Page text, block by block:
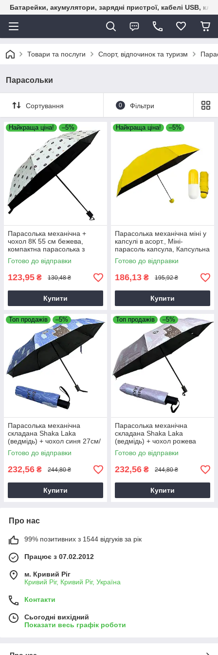
Батарейки, акумулятори, зарядні пристрої, кабелі USB,
Товари та послуги Спорт, відпочинок та туризм
Парасольки
Сортування 0 Фільтри
Найкраща ціна! –5%
Парасолька механічна +
чохол 8К 55 см бежева,
компактна парасолька з
чохлом
Готово до відправки
123,95 ₴ 130,48 ₴
Купити
Найкраща ціна! –5%
Парасолька механічна міні у
капсулі в асорт., Міні-
парасоль капсула, Капсульна
парасоль механічна
Готово до відправки
186,13 ₴ 195,92 ₴
Купити
Топ продажів –5%
Парасолька механічна
складана Shaka Laka
(ведмідь) + чохол синя 27см/
Д:105см/325г, Парасоля з
ведмедем
Готово до відправки
232,56 ₴ 244,80 ₴
Купити
Топ продажів –5%
Парасолька механічна
складана Shaka Laka
(ведмідь) + чохол рожева
27см/Д:105см/325г, Парасоля
з ведмедем
Готово до відправки
232,56 ₴ 244,80 ₴
Купити
Про нас
99% позитивних з 1544 відгуків за рік
Працює з 07.02.2012
м. Кривий Ріг
Кривий Ріг, Кривий Ріг, Україна
Контакти
Сьогодні вихідний
Показати весь графік роботи